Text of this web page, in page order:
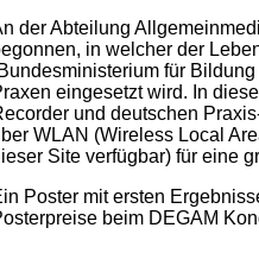
der Abteilung
in welcher der
für
eingesetzt wird. In
und deutschen
WLAN (Wireless Local
Site verfügbar) für eine
Poster mit ersten
beim DEGAM